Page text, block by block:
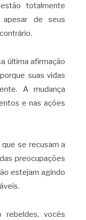
totalmente
de seus
última afirmação
suas vidas
A mudança
e nas ações
se recusam a
preocupações
estejam agindo
rebeldes, vocês